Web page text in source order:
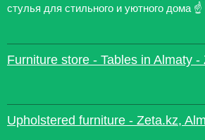
стулья для стильного и уютного дома ☝
Furniture store - Tables in Almaty -
Upholstered furniture - Zeta.kz,